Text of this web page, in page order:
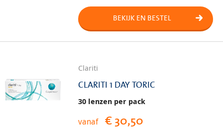
BEKIJK EN BESTEL
Clariti
CLARITI 1 DAY TORIC
30 lenzen per pack
vanaf € 30,50